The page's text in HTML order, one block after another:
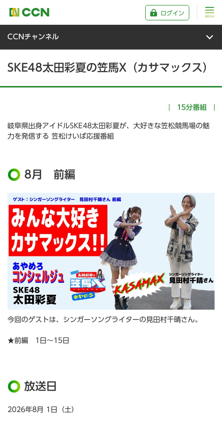
ログイン
CCNチャンネル
SKE48太田彩夏の笠馬X（カサマックス）
15分番組
岐阜県出身アイドルSKE48太田彩夏が、大好きな笠松競馬場の魅
力を発信する 笠松けいば応援番組
8月 前編
今回のゲストは、シンガーソングライターの見田村千晴さん。
★前編 1日～15日
放送日
2026年8月 1日（土）